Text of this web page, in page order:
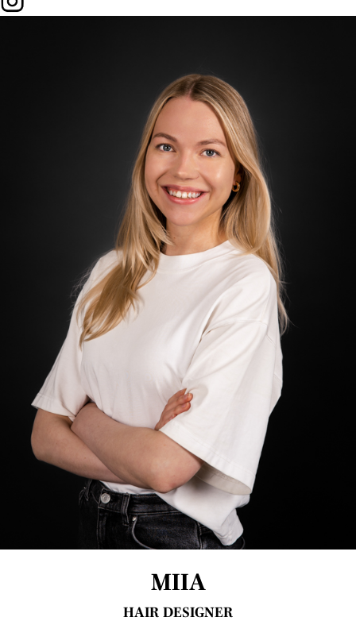
MIIA
HAIR DESIGNER